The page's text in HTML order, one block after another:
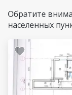
Обратите
населенных